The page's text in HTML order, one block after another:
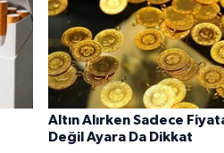
Altın Alırken Sadece
Değil Ayara Da Dikkat